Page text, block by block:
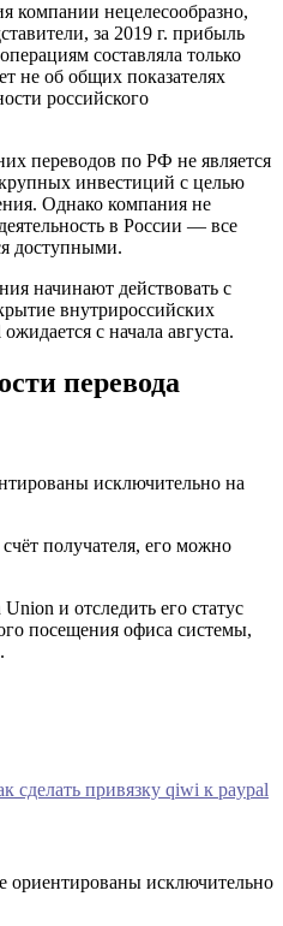
компании нецелесообразно,
за 2019 г. прибыль
составляла только
не об общих показателях
российского
переводов по РФ не является
инвестиций с целью
Однако компания не
в России — все
доступными.
начинают действовать с
внутрироссийских
с начала августа.
перевода
исключительно на
получателя, его можно
и отследить его статус
посещения офиса системы,
сделать привязку qiwi к paypal
ориентированы исключительно